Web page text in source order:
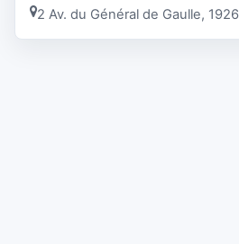
2 Av. du Général de Gaulle,